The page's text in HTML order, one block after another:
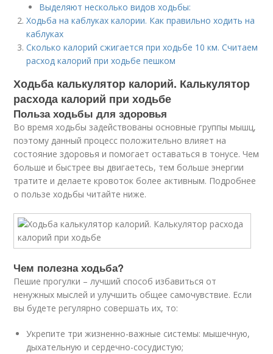
Выделяют несколько видов ходьбы:
Ходьба на каблуках калории. Как правильно ходить на
каблуках
Сколько калорий сжигается при ходьбе 10 км. Считаем
расход калорий при ходьбе пешком
Ходьба калькулятор калорий. Калькулятор
расхода калорий при ходьбе
Польза ходьбы для здоровья
Во время ходьбы задействованы основные группы мышц,
поэтому данный процесс положительно влияет на
состояние здоровья и помогает оставаться в тонусе. Чем
больше и быстрее вы двигаетесь, тем больше энергии
тратите и делаете кровоток более активным. Подробнее
о пользе ходьбы читайте ниже.
Чем полезна ходьба?
Пешие прогулки – лучший способ избавиться от
ненужных мыслей и улучшить общее самочувствие. Если
вы будете регулярно совершать их, то:
Укрепите три жизненно-важные системы: мышечную,
дыхательную и сердечно-сосудистую;